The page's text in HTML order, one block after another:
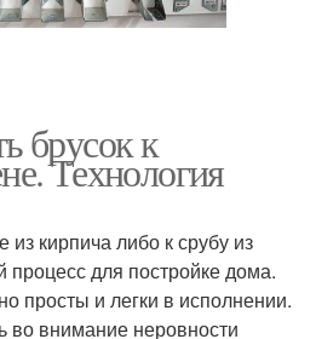
брусок к
Технология
из кирпича либо к срубу из
для постройке дома.
просты и легки в исполнении.
во внимание неровности